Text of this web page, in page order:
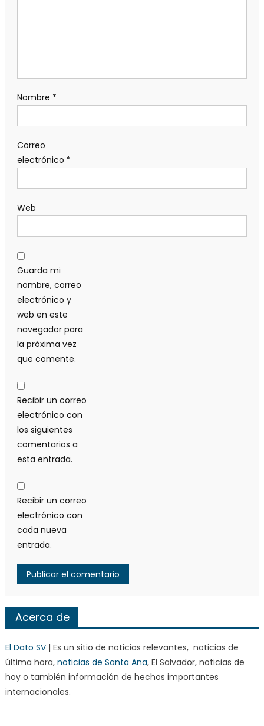
Nombre *
Correo
electrónico *
Web
Guarda mi
nombre, correo
electrónico y
web en este
navegador para
la próxima vez
que comente.
Recibir un correo
electrónico con
los siguientes
comentarios a
esta entrada.
Recibir un correo
electrónico con
cada nueva
entrada.
Acerca de
El Dato SV| Es un sitio de noticias relevantes, noticias de
última hora, noticias de Santa Ana, El Salvador, noticias de
hoy o también información de hechos importantes
internacionales.